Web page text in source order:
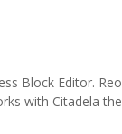
Block Editor.
with Citadela